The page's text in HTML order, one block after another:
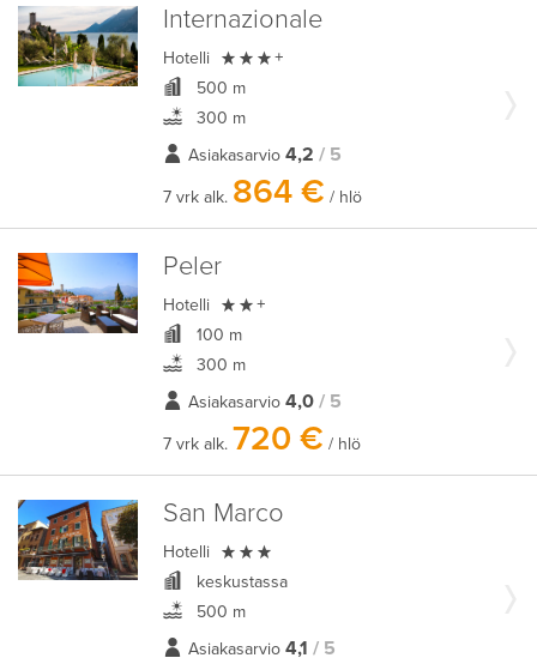
Internazionale
Hotelli  +
500 m
300 m
Asiakasarvio 4,2 / 5
7 vrk alk. 864 € / hlö
Peler
Hotelli  +
100 m
300 m
Asiakasarvio 4,0 / 5
7 vrk alk. 720 € / hlö
San Marco
Hotelli 
keskustassa
500 m
Asiakasarvio 4,1 / 5